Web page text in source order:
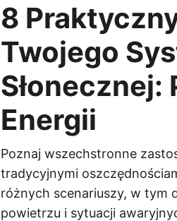
8
Twojego
Słonecznej:
Energii
Poznaj wszechstronne
tradycyjnymi
różnych scenariuszy, w tym
powietrzu i sytuacji